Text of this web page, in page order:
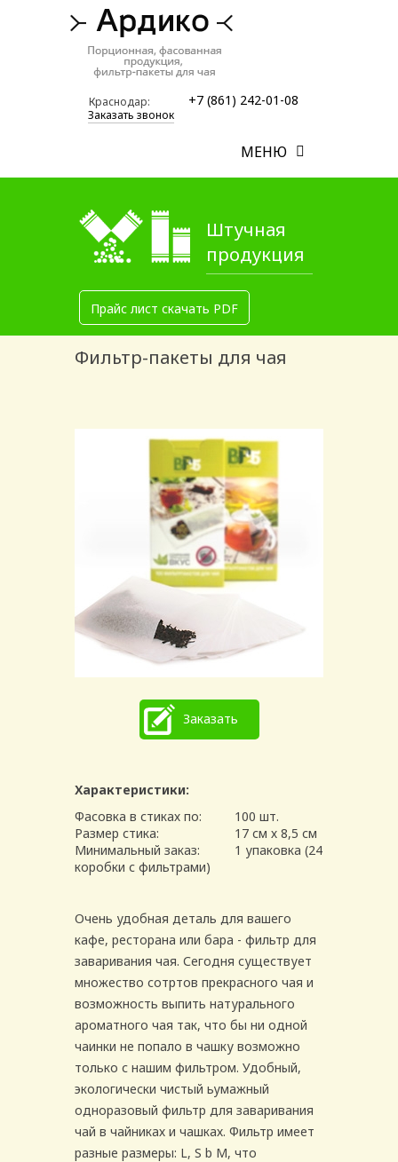
Краснодар: +7 (861) 242-01-08
Заказать звонок
МЕНЮ
Прайс лист скачать PDF
Штучная
продукция
Фильтр-пакеты для чая
Заказать
Характеристики:
Фасовка в стиках по:
100 шт.
Размер стика:
17 см х 8,5 см
Минимальный заказ:
1 упаковка (24
коробки с фильтрами)
Очень удобная деталь для вашего
кафе, ресторана или бара - фильтр для
заваривания чая. Сегодня существует
множество сотртов прекрасного чая и
возможность выпить натурального
ароматного чая так, что бы ни одной
чаинки не попало в чашку возможно
только с нашим фильтром. Удобный,
экологически чистый ьумажный
одноразовый фильтр для заваривания
чай в чайниках и чашках. Фильтр имеет
разные размеры: L, S b M, что